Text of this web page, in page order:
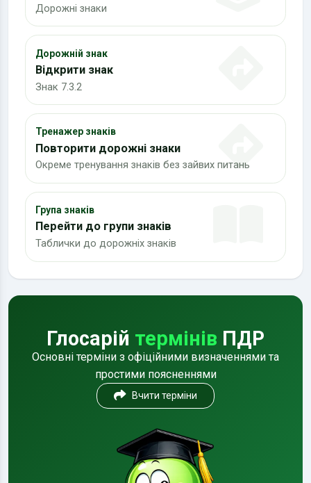
Дорожні знаки
Дорожній знак
Відкрити знак
Знак 7.3.2
Тренажер знаків
Повторити дорожні знаки
Окреме тренування знаків без зайвих питань
Група знаків
Перейти до групи знаків
Таблички до дорожніх знаків
Глосарій термінів ПДР
Основні терміни з офіційними визначеннями та
простими поясненнями
Вчити терміни